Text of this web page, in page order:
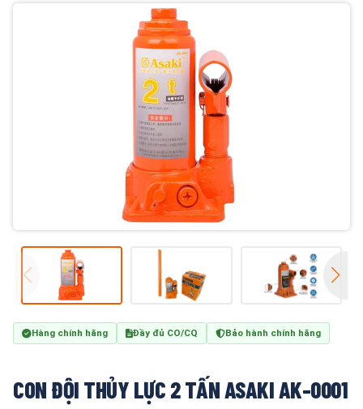
Hàng chính hãng Đầy đủ CO/CQ Bảo hành chính hãng
CON ĐỘI THỦY LỰC 2 TẤN ASAKI AK-0001